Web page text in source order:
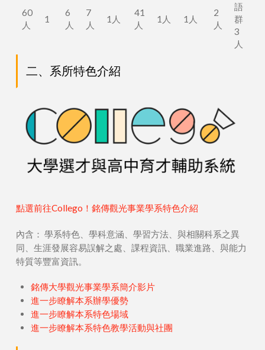
60
人
1
6
人
7
人
1人
41
人
1人 1人
2
人
語
群
3
人
二、系所特色介紹
點選前往Collego！銘傳觀光事業學系特色介紹
內含： 學系特色、學科意涵、學習方法、與相關科系之異
同、生涯發展容易誤解之處、課程資訊、職業進路、與能力
特質等豐富資訊。
銘傳大學觀光事業學系簡介影片
進一步瞭解本系辦學優勢
進一步瞭解本系特色場域
進一步瞭解本系特色教學活動與社團